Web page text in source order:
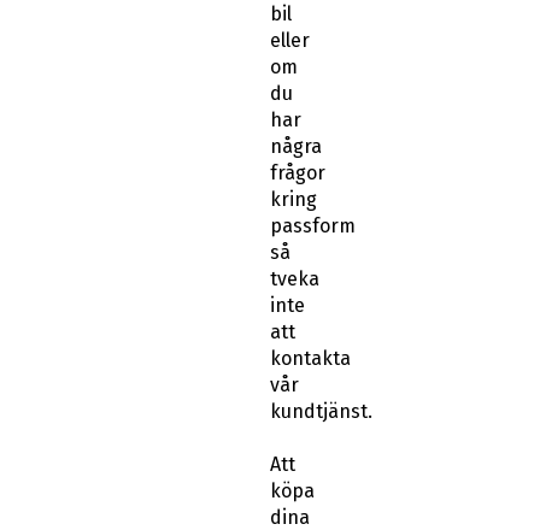
bil
eller
om
du
har
några
frågor
kring
passform
så
tveka
inte
att
kontakta
vår
kundtjänst.
Att
köpa
dina